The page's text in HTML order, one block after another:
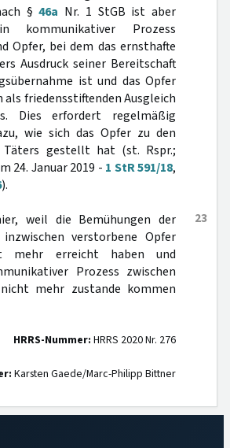
§46a Nr. 1 StGB ist aber
kommunikativer Prozess
Opfer, bei dem das ernsthafte
Ausdruck seiner Bereitschaft
ist und das Opfer
als friedensstiftenden Ausgleich
Dies erfordert regelmäßig
wie sich das Opfer zu den
Täters gestellt hat (st. Rspr.;
24. Januar 2019 - 1 StR 591/18,
).
23
weil die Bemühungen der
verstorbene Opfer
mehr erreicht haben und
Prozess zwischen
mehr zustande kommen
HRRS-Nummer: HRRS 2020 Nr. 276
Karsten Gaede/Marc-Philipp Bittner